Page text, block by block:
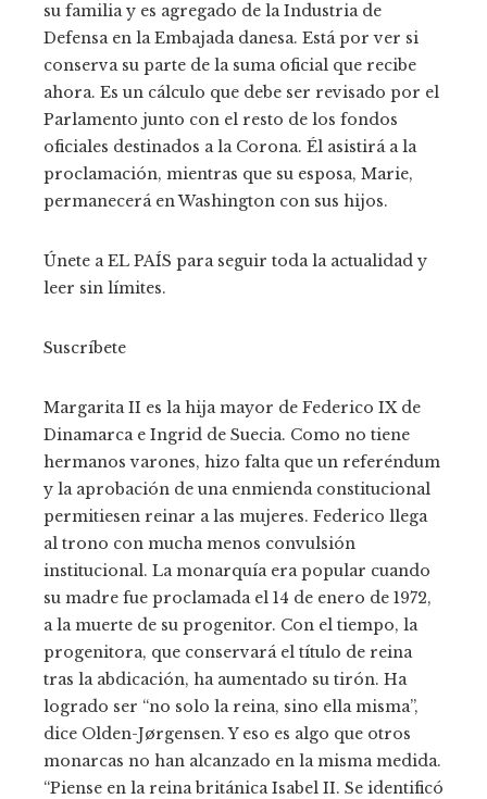
su familia y es agregado de la Industria de
Defensa en la Embajada danesa. Está por ver si
conserva su parte de la suma oficial que recibe
ahora. Es un cálculo que debe ser revisado por el
Parlamento junto con el resto de los fondos
oficiales destinados a la Corona. Él asistirá a la
proclamación, mientras que su esposa, Marie,
permanecerá en Washington con sus hijos.
Únete a EL PAÍS para seguir toda la actualidad y
leer sin límites.
Suscríbete
Margarita II es la hija mayor de Federico IX de
Dinamarca e Ingrid de Suecia. Como no tiene
hermanos varones, hizo falta que un referéndum
y la aprobación de una enmienda constitucional
permitiesen reinar a las mujeres. Federico llega
al trono con mucha menos convulsión
institucional. La monarquía era popular cuando
su madre fue proclamada el 14 de enero de 1972,
a la muerte de su progenitor. Con el tiempo, la
progenitora, que conservará el título de reina
tras la abdicación, ha aumentado su tirón. Ha
logrado ser “no solo la reina, sino ella misma”,
dice Olden-Jørgensen. Y eso es algo que otros
monarcas no han alcanzado en la misma medida.
“Piense en la reina británica Isabel II. Se identificó